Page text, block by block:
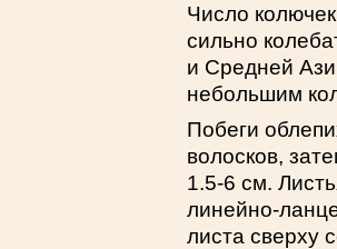
Число
сильно
и Средней
небольшим
Побеги
волосков,
1.5-6 см.
линейно-
листа сверху